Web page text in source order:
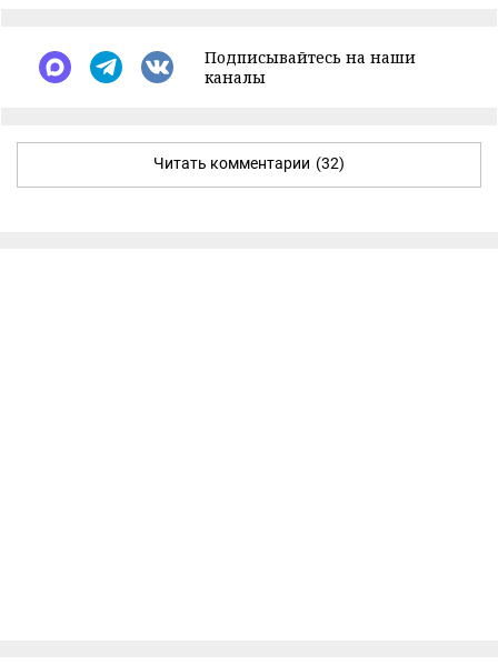
Подписывайтесь на наши
каналы
Читать комментарии (32)